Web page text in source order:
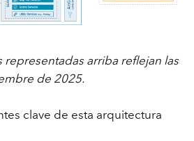
representadas arriba reflejan las
de 2025.
clave de esta arquitectura